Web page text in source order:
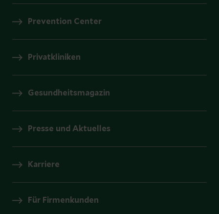
Prevention Center
Privatkliniken
Gesundheitsmagazin
Presse und Aktuelles
Karriere
Für Firmenkunden